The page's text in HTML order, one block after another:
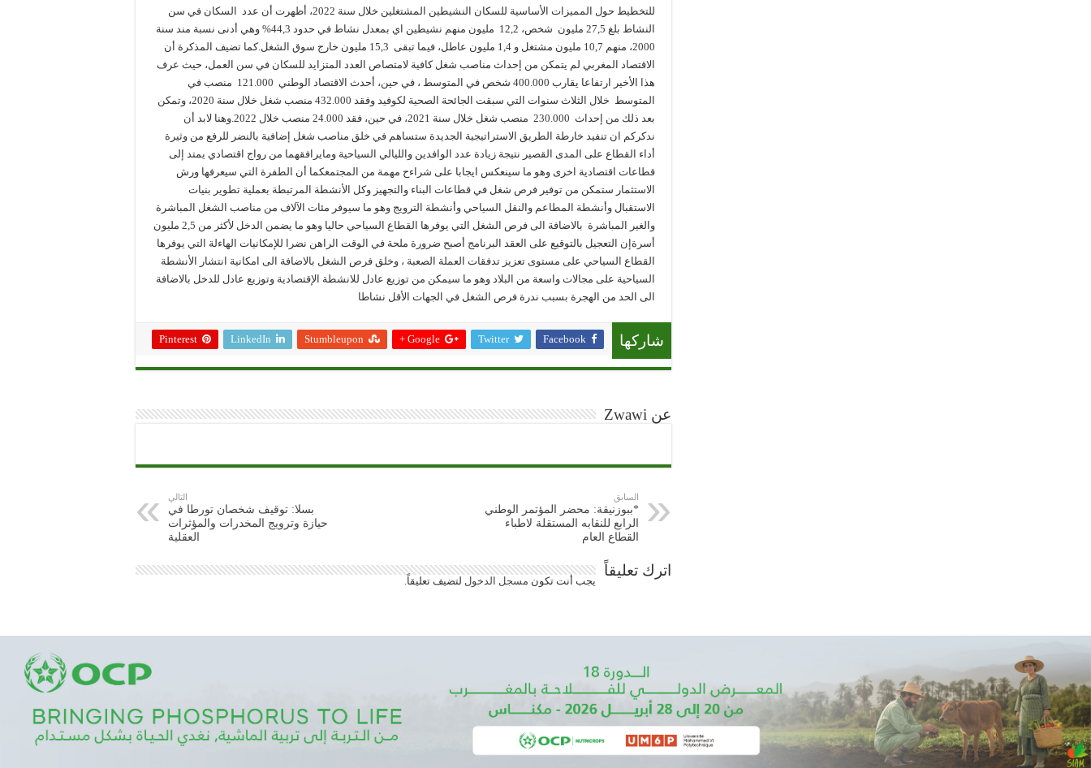
للتخطيط حول المميزات الأساسية للسكان النشيطين المشتغلين خلال سنة 2022، أظهرت أن عدد السكان في سن
النشاط بلغ 27,5 مليون شخص، 12,2 مليون منهم نشيطين اي بمعدل نشاط في حدود 44,3% وهي أدنى نسبة مند سنة
2000، منهم 10,7 مليون مشتغل و 1,4 مليون عاطل، فيما تبقى 15,3 مليون خارج سوق الشغل.كما تضيف المذكرة أن
الاقتصاد المغربي لم يتمكن من إحداث مناصب شغل كافية لامتصاص العدد المتزايد للسكان في سن العمل، حيث عرف
هذا الأخير ارتفاعا يقارب 400.000 شخص في المتوسط ، في حين، أحدث الاقتصاد الوطني 121.000 منصب في
المتوسط خلال الثلاث سنوات التي سبقت الجائحة الصحية لكوفيد وفقد 432.000 منصب شغل خلال سنة 2020، وتمكن
بعد ذلك من إحداث 230.000 منصب شغل خلال سنة 2021، في حين، فقد 24.000 منصب خلال 2022.وهنا لابد أن
ندكركم ان تنفيد خارطة الطريق الاستراتيجية الجديدة ستساهم في خلق مناصب شغل إضافية بالنضر للرفع من وثيرة
أداء القطاع على المدى القصير نتيجة زيادة عدد الوافدين والليالي السياحية ومايرافقهما من رواج اقتصادي يمتد إلى
قطاعات اقتصادية اخرى وهو ما سينعكس ايجابا على شراءح مهمة من المجتمعكما أن الطفرة التي سيعرفها ورش
الاستثمار ستمكن من توفير فرص شغل في قطاعات البناء والتجهيز وكل الأنشطة المرتبطة بعملية تطوير بنيات
الاستقبال وأنشطة المطاعم والنقل السياحي وأنشطة الترويج وهو ما سيوفر مئات الآلاف من مناصب الشغل المباشرة
والغير المباشرة بالاضافة الى فرص الشغل التي يوفرها القطاع السياحي حاليا وهو ما يضمن الدخل لأكثر من 2,5 مليون
أسرةإن التعجيل بالتوقيع على العقد البرنامج أصبح ضرورة ملحة في الوقت الراهن نضرا للإمكانيات الهاءلة التي يوفرها
القطاع السياحي على مستوى تعزيز تدفقات العملة الصعبة ، وخلق فرص الشغل بالاضافة الى امكانية انتشار الأنشطة
السياحية على مجالات واسعة من البلاد وهو ما سيمكن من توزيع عادل للانشطة الإقتصادية وتوزيع عادل للدخل بالاضافة
الى الحد من الهجرة بسبب ندرة فرص الشغل في الجهات الأقل نشاطا
شاركها Facebook
Twitter
Google +
Stumbleupon
LinkedIn
Pinterest
عن Zwawi
السابق
*ببوزنيقة: محضر المؤتمر الوطني
الرابع للنقابه المستقلة لاطباء
القطاع العام
التالي
بسلا: توقيف شخصان تورطا في
حيازة وترويج المخدرات والمؤثرات
العقلية
اترك تعليقاً
يجب أنت تكون مسجل الدخول لتضيف تعليقاً.